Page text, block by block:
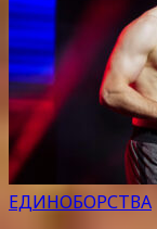
ЕДИНОБОРСТВА